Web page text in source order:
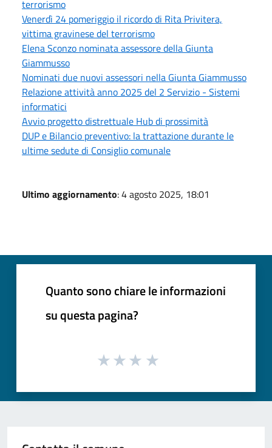
terrorismo
Venerdì 24 pomeriggio il ricordo di Rita Privitera,
vittima gravinese del terrorismo
Elena Sconzo nominata assessore della Giunta
Giammusso
Nominati due nuovi assessori nella Giunta Giammusso
Relazione attività anno 2025 del 2 Servizio - Sistemi
informatici
Avvio progetto distrettuale Hub di prossimità
DUP e Bilancio preventivo: la trattazione durante le
ultime sedute di Consiglio comunale
Ultimo aggiornamento: 4 agosto 2025, 18:01
Quanto sono chiare le informazioni
su questa pagina?